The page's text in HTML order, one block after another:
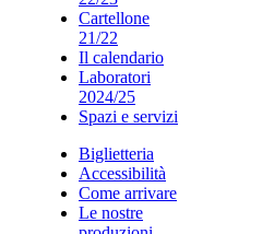
Cartellone
21/22
Il calendario
Laboratori
2024/25
Spazi e servizi
Biglietteria
Accessibilità
Come arrivare
Le nostre